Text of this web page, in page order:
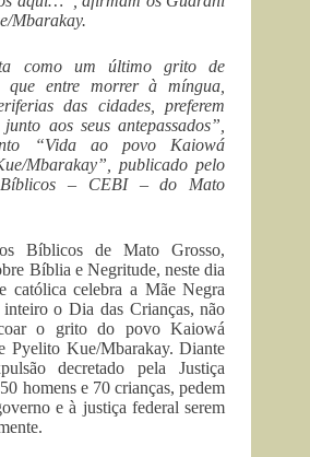
Mbarakay.
como um último grito de
que entre morrer à míngua,
das cidades, preferem
aos seus antepassados”,
“Vida ao povo Kaiowá
Mbarakay”, publicado pelo
Bíblicos – CEBI – do Mato
Bíblicos de Mato Grosso,
Bíblia e Negritude, neste dia
católica celebra a Mãe Negra
o Dia das Crianças, não
o grito do povo Kaiowá
Pyelito Kue/Mbarakay. Diante
decretado pela Justiça
homens e 70 crianças, pedem
e à justiça federal serem